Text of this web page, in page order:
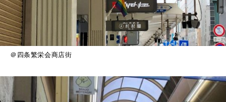
＠四条繁栄会商店街